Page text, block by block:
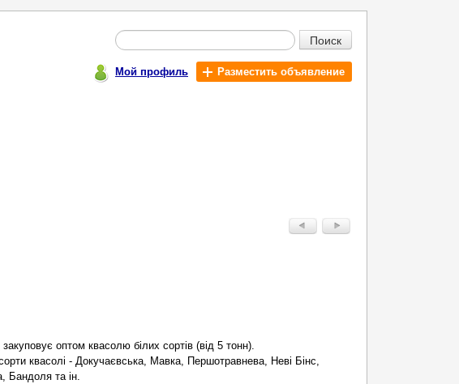
Поиск
Мой профиль Разместить объявление
оптом квасолю білих сортів (від 5 тонн).
квасолі - Докучаєвська, Мавка, Першотравнева, Неві Бінс,
Бандоля та ін.